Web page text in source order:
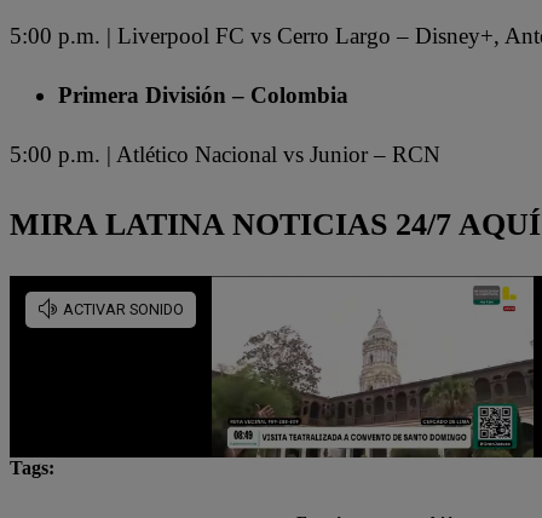
5:00 p.m. | Liverpool FC vs Cerro Largo – Disney+,
Primera División – Colombia
5:00 p.m. | Atlético Nacional vs Junior – RCN
MIRA LATINA NOTICIAS 24/7 AQUÍ
Tags: